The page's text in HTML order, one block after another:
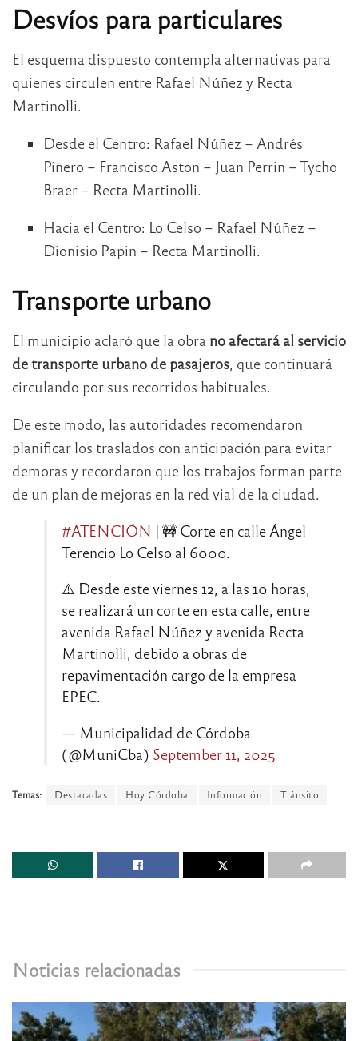
Desvíos para particulares
El esquema dispuesto contempla alternativas para
quienes circulen entre Rafael Núñez y Recta
Martinolli.
Desde el Centro: Rafael Núñez – Andrés
Piñero – Francisco Aston – Juan Perrin – Tycho
Braer – Recta Martinolli.
Hacia el Centro: Lo Celso – Rafael Núñez –
Dionisio Papin – Recta Martinolli.
Transporte urbano
El municipio aclaró que la obra no afectará al servicio
de transporte urbano de pasajeros, que continuará
circulando por sus recorridos habituales.
De este modo, las autoridades recomendaron
planificar los traslados con anticipación para evitar
demoras y recordaron que los trabajos forman parte
de un plan de mejoras en la red vial de la ciudad.
#ATENCIÓN | 🚧 Corte en calle Ángel
Terencio Lo Celso al 6000.
⚠️ Desde este viernes 12, a las 10 horas,
se realizará un corte en esta calle, entre
avenida Rafael Núñez y avenida Recta
Martinolli, debido a obras de
repavimentación cargo de la empresa
EPEC.
— Municipalidad de Córdoba
(@MuniCba) September 11, 2025
Temas: Destacadas Hoy Córdoba Información Tránsito
Noticias relacionadas